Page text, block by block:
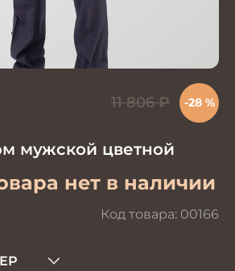
мужской цветной
нет в наличии
Код товара: 00166
11 806₽ -28 %